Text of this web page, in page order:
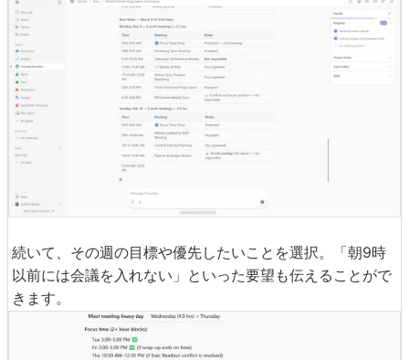
続いて、その週の目標や優先したいことを選択。「朝9時
以前には会議を入れない」といった要望も伝えることがで
きます。